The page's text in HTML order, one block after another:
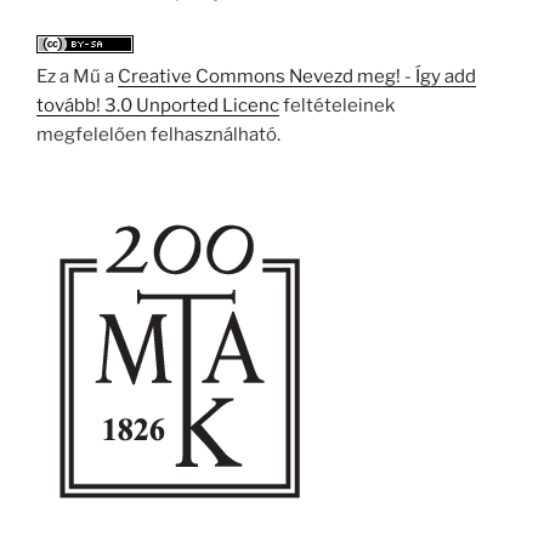
Ez a Mű a Creative Commons Nevezd meg! - Így add
tovább! 3.0 Unported Licencfeltételeinek
megfelelően felhasználható.